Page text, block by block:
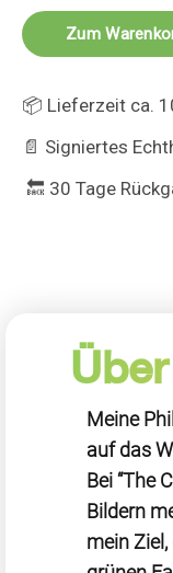
Meine
auf das
Bei “The
Bildern
mein